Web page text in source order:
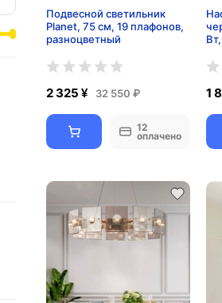
Подвесной светильник
Planet, 75 см, 19 плафонов,
разноцветный
2 325 ¥ 32 550 ₽
12
оплачено
1